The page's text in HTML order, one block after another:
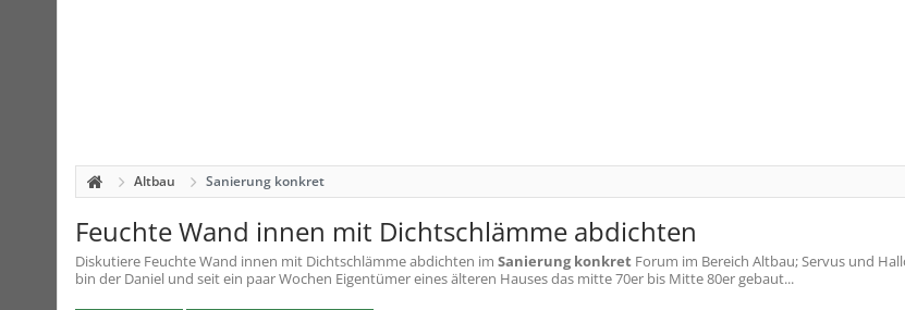
Altbau Sanierung konkret
Feuchte Wand innen mit Dichtschlämme abdichten
Diskutiere Feuchte Wand innen mit Dichtschlämme abdichten im Sanierung konkret Forum im Bereich Altbau; Servus und
bin der Daniel und seit ein paar Wochen Eigentümer eines älteren Hauses das mitte 70er bis Mitte 80er gebaut...